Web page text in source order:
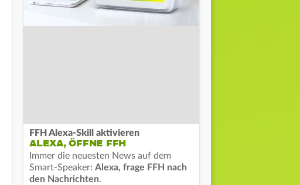
FFH Alexa-Skill aktivieren
ALEXA, ÖFFNE FFH
Immer die neuesten News auf dem
Smart-Speaker: Alexa, frage FFH nach
den Nachrichten.